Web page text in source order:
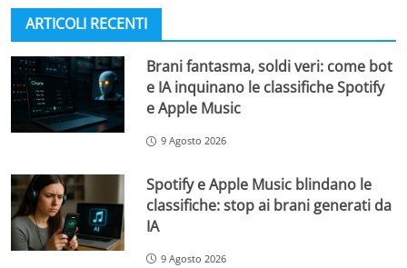
ARTICOLI RECENTI
Brani fantasma, soldi veri: come bot
e IA inquinano le classifiche Spotify
e Apple Music
9 Agosto 2026
Spotify e Apple Music blindano le
classifiche: stop ai brani generati da
IA
9 Agosto 2026